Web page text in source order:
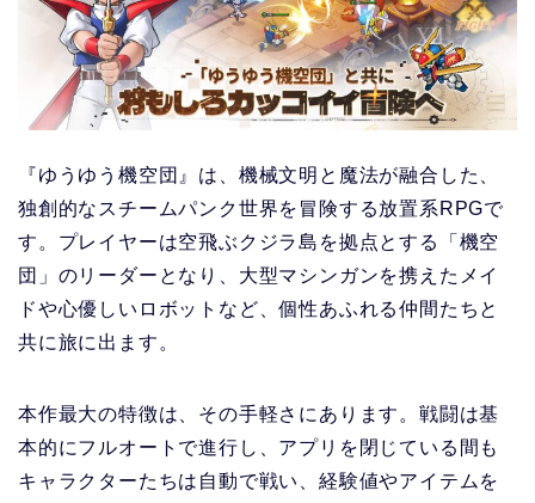
『ゆうゆう機空団』は、機械文明と魔法が融合した、
独創的なスチームパンク世界を冒険する放置系RPGで
す。プレイヤーは空飛ぶクジラ島を拠点とする「機空
団」のリーダーとなり、大型マシンガンを携えたメイ
ドや心優しいロボットなど、個性あふれる仲間たちと
共に旅に出ます。
本作最大の特徴は、その手軽さにあります。戦闘は基
本的にフルオートで進行し、アプリを閉じている間も
キャラクターたちは自動で戦い、経験値やアイテムを